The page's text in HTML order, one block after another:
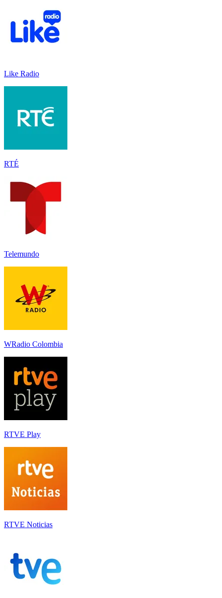
Like Radio
RTÉ
Telemundo
WRadio Colombia
RTVE Play
RTVE Noticias